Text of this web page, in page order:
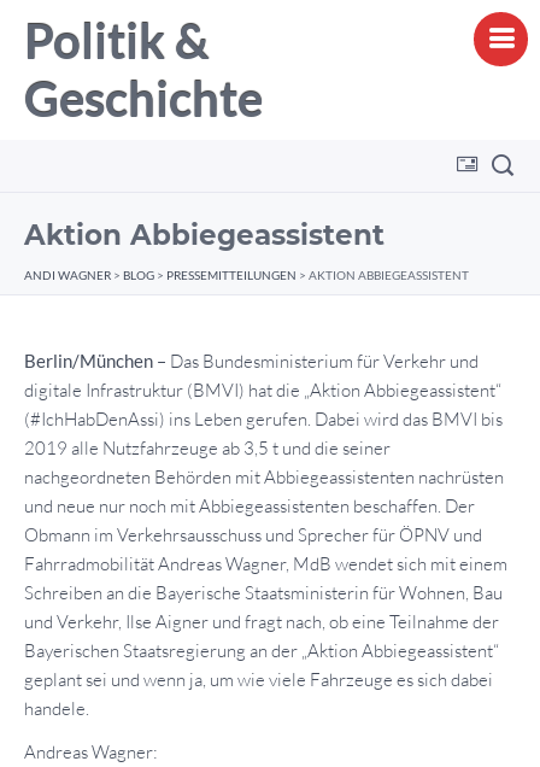
Politik &
Geschichte
Aktion Abbiegeassistent
ANDI WAGNER > BLOG > PRESSEMITTEILUNGEN > AKTION ABBIEGEASSISTENT
Berlin/München – Das Bundesministerium für Verkehr und
digitale Infrastruktur (BMVI) hat die „Aktion Abbiegeassistent“
(#IchHabDenAssi) ins Leben gerufen. Dabei wird das BMVI bis
2019 alle Nutzfahrzeuge ab 3,5 t und die seiner
nachgeordneten Behörden mit Abbiegeassistenten nachrüsten
und neue nur noch mit Abbiegeassistenten beschaffen. Der
Obmann im Verkehrsausschuss und Sprecher für ÖPNV und
Fahrradmobilität Andreas Wagner, MdB wendet sich mit einem
Schreiben an die Bayerische Staatsministerin für Wohnen, Bau
und Verkehr, Ilse Aigner und fragt nach, ob eine Teilnahme der
Bayerischen Staatsregierung an der „Aktion Abbiegeassistent“
geplant sei und wenn ja, um wie viele Fahrzeuge es sich dabei
handele.
Andreas Wagner: